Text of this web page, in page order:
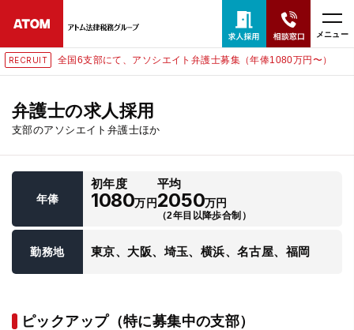
メニュー
RECRUIT 全国6支部にて、アソシエイト弁護士募集（年俸1080万円〜）
弁護士の求人採用
支部のアソシエイト弁護士ほか
年俸
初年度
1080万円
平均
2050万円
（2年目以降歩合制）
勤務地 東京、大阪、埼玉、横浜、名古屋、福岡
ピックアップ（特に募集中の支部）
24時間365日全国対応
無料相談窓口はこちら